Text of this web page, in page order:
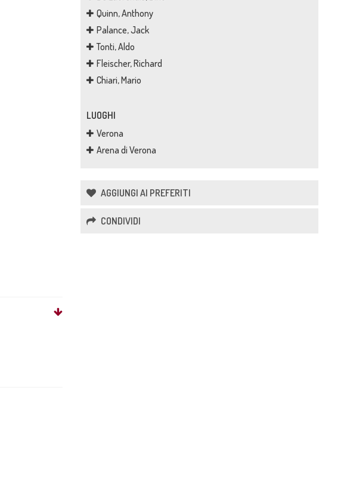
Quinn, Anthony
Palance, Jack
Tonti, Aldo
Fleischer, Richard
Chiari, Mario
LUOGHI
Verona
Arena di Verona
AGGIUNGI AI PREFERITI
CONDIVIDI